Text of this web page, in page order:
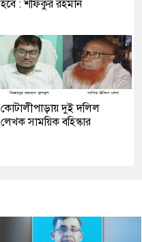
হবে : শফিকুর রহমান
কোটালীপাড়ায় দুই দলিল
লেখক সাময়িক বহিস্কার